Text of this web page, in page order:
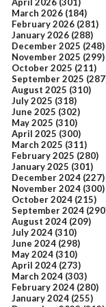
March 2026 (184)
February 2026 (281)
January 2026 (288)
December 2025 (248)
November 2025 (299)
October 2025 (211)
September 2025
August 2025 (310)
July 2025 (318)
June 2025 (302)
May 2025 (310)
April 2025 (300)
March 2025 (311)
February 2025 (280)
January 2025 (301)
December 2024 (227)
November 2024 (300)
October 2024 (215)
September 2024
August 2024 (209)
July 2024 (310)
June 2024 (298)
May 2024 (310)
April 2024 (273)
March 2024 (303)
February 2024 (280)
January 2024 (255)